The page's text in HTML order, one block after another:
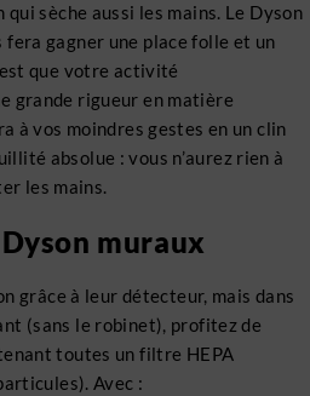
sèche aussi les mains. Le Dyson
gagner une place folle et un
que votre activité
grande rigueur en matière
à vos moindres gestes en un clin
absolue : vous n’aurez rien à
les mains.
muraux
grâce à leur détecteur, mais dans
(sans le robinet), profitez de
toutes un filtre HEPA
Avec :